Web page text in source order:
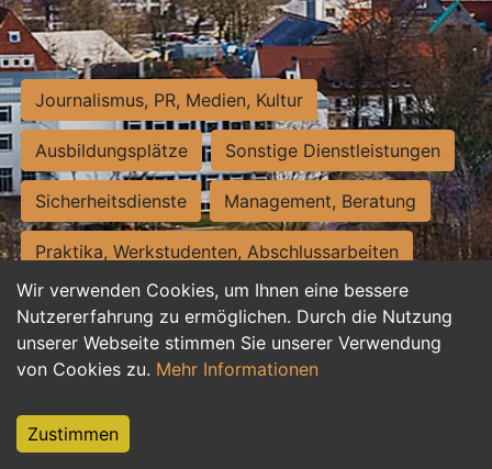
Wir verwenden Cookies, um Ihnen eine bessere
Nutzererfahrung zu ermöglichen. Durch die Nutzung
unserer Webseite stimmen Sie unserer Verwendung
von Cookies zu. Mehr Informationen
Zustimmen
Journalismus, PR, Medien, Kultur
Ausbildungsplätze Sonstige Dienstleistungen
Sicherheitsdienste Management, Beratung
Praktika, Werkstudenten, Abschlussarbeiten
Personalwesen Assistenz, Sekretariat
Hilfskräfte, Aushilfs- und Nebenjobs
Weiterbildung, Studium, duale Ausbildung